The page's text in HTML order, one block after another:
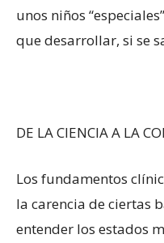
unos niños
que desarrollar, si se
DE LA CIENCIA A LA
Los fundamentos
la carencia de ciertas
entender los estados